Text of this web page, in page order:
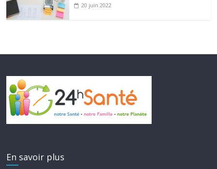
20 juin 2022
En savoir plus